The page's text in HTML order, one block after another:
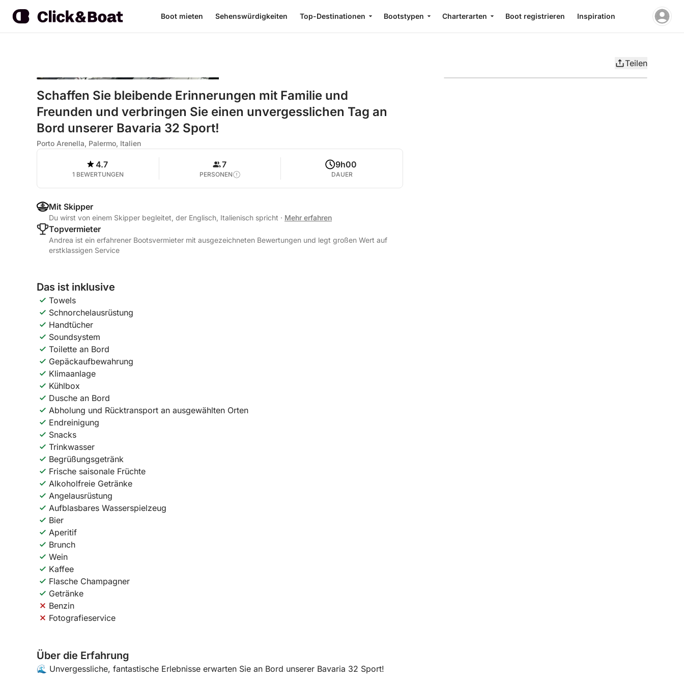
Boot mieten Sehenswürdigkeiten Top-Destinationen Bootstypen Charterarten Boot registrieren Inspiration
Teilen
Schaffen Sie bleibende Erinnerungen mit Familie und
Freunden und verbringen Sie einen unvergesslichen Tag an
Bord unserer Bavaria 32 Sport!
Porto Arenella, Palermo, Italien
4.7
1 BEWERTUNGEN
7
PERSONEN
9h00
DAUER
Mit Skipper
Du wirst von einem Skipper begleitet, der Englisch, Italienisch spricht · Mehr erfahren
Topvermieter
Andrea ist ein erfahrener Bootsvermieter mit ausgezeichneten Bewertungen und legt großen Wert auf
erstklassigen Service
Das ist inklusive
Towels
Schnorchelausrüstung
Handtücher
Soundsystem
Toilette an Bord
Gepäckaufbewahrung
Klimaanlage
Kühlbox
Dusche an Bord
Abholung und Rücktransport an ausgewählten Orten
Endreinigung
Snacks
Trinkwasser
Begrüßungsgetränk
Frische saisonale Früchte
Alkoholfreie Getränke
Angelausrüstung
Aufblasbares Wasserspielzeug
Bier
Aperitif
Brunch
Wein
Kaffee
Flasche Champagner
Getränke
Benzin
Fotografieservice
Über die Erfahrung
🌊 Unvergessliche, fantastische Erlebnisse erwarten Sie an Bord unserer Bavaria 32 Sport!